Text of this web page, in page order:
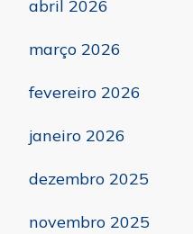
abril 2026
março 2026
fevereiro 2026
janeiro 2026
dezembro 2025
novembro 2025